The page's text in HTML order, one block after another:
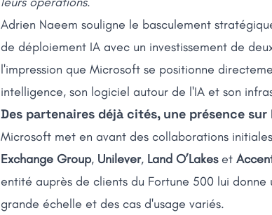
Adrien Naeem souligne le basculement
de déploiement IA avec un investissement de
l'impression que Microsoft se positionne
intelligence, son logiciel autour de l'IA et son
Des partenaires déjà cités, une présence
Microsoft met en avant des collaborations
Exchange Group, Unilever, Land O’Lakeset
entité auprès de clients du Fortune 500 lui
grande échelle et des cas d'usage variés.